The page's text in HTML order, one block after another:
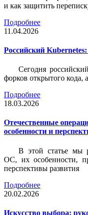
и как защитить
Подробнее
11.04.2026
Российский
Сегодня
форков открытого кода,
Подробнее
18.03.2026
Отечественные
особенности и
В этой статье мы
ОС, их особенности,
перспективы развития
Подробнее
20.02.2026
Искусство выбора: